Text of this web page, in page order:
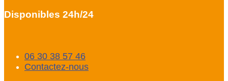
Disponibles 24h/24
06 30 38 57 46
Contactez-nous